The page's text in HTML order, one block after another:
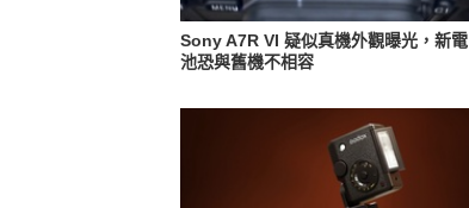
Sony A7R VI 疑似真機外觀曝光，新電
池恐與舊機不相容